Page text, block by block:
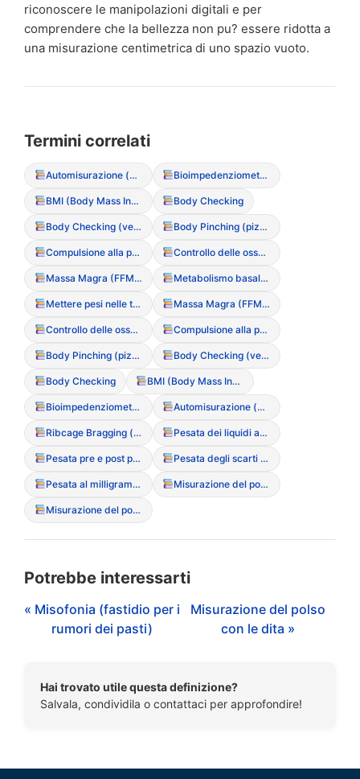
riconoscere le manipolazioni digitali e per
comprendere che la bellezza non pu? essere ridotta a
una misurazione centimetrica di uno spazio vuoto.
Termini correlati
Automisurazione (circonferenze corporee) Bioimpedenziometria (BIA)
BMI (Body Mass Index – Indice di Massa Corporea) Body Checking
Body Checking (versione Social: postare foto per validazione) Body Pinching (pizzicare la pelle per controllare il grasso)
Compulsione alla pesata (frequenza plurigiornaliera) Controllo delle ossa (toccarsi costantemente clavicole o anche)
Massa Magra (FFM) / Massa Grassa (FM) Metabolismo basale (BMR)
Mettere pesi nelle tasche (per falsare la pesata clinica) Massa Magra (FFM) / Massa Grassa (FM)
Controllo delle ossa (toccarsi costantemente clavicole o anche) Compulsione alla pesata (frequenza plurigiornaliera)
Body Pinching (pizzicare la pelle per controllare il grasso) Body Checking (versione Social: postare foto per validazione)
Body Checking BMI (Body Mass Index – Indice di Massa Corporea)
Bioimpedenziometria (BIA) Automisurazione (circonferenze corporee)
Ribcage Bragging (vanto delle costole visibili) Pesata dei liquidi assunti
Pesata pre e post pasto / evacuazione Pesata degli scarti alimentari
Pesata al milligrammo Misurazione del polso con le dita
Misurazione del polso con le dita
Potrebbe interessarti
« Misofonia (fastidio per i
rumori dei pasti)
Misurazione del polso
con le dita »
Hai trovato utile questa definizione?
Salvala, condividila o contattaci per approfondire!